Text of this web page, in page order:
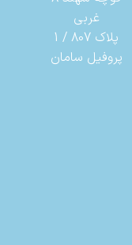
غربی
پلاک 807 / 1
پروفیل سامان